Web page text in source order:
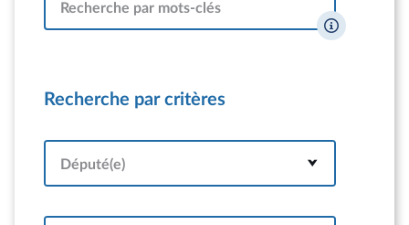
Recherche par mots-clés
Recherche par critères
Député(e)